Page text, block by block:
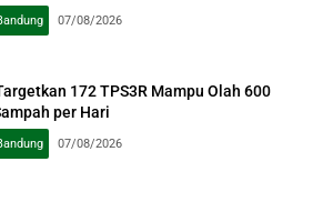
kepada Masyarakat
07/08/2026
172 TPS3R Mampu Olah 600
per Hari
07/08/2026